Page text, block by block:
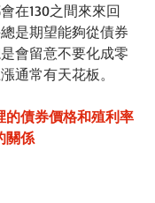
在130之間來來回
是期望能夠從債券
會留意不要化成零
通常有天花板。
的債券價格和殖利率
關係